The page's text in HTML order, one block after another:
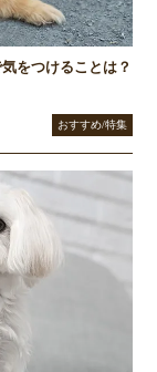
をつけることは？
おすすめ/特集